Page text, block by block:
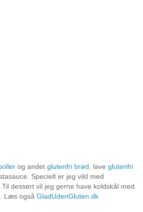
og andet glutenfri brød , lave glutenfri
Specielt er jeg vild med
. Til dessert vil jeg gerne have koldskål med
. Læs også GladUdenGluten.dk